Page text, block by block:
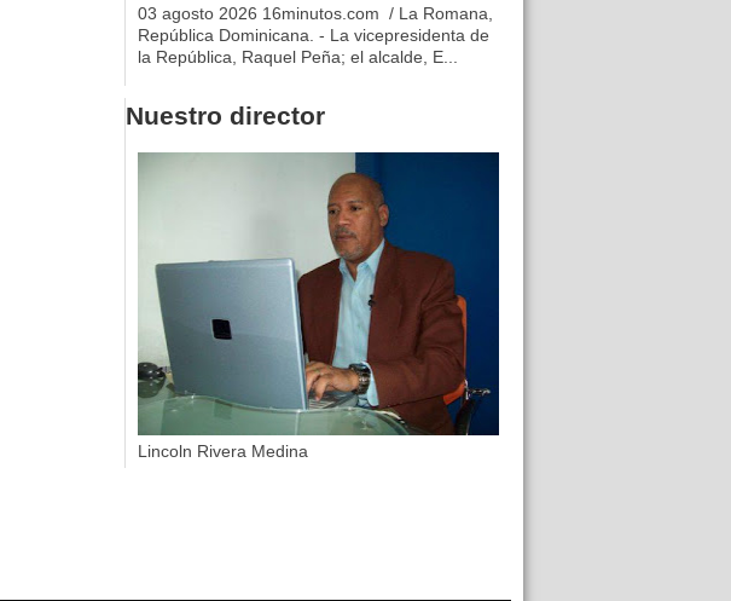
03 agosto 2026 16minutos.com / La Romana,
República Dominicana. - La vicepresidenta de
la República, Raquel Peña; el alcalde, E...
Nuestro director
Lincoln Rivera Medina